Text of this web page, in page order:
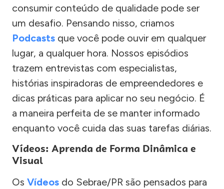
consumir conteúdo de qualidade pode ser
um desafio. Pensando nisso, criamos
Podcasts que você pode ouvir em qualquer
lugar, a qualquer hora. Nossos episódios
trazem entrevistas com especialistas,
histórias inspiradoras de empreendedores e
dicas práticas para aplicar no seu negócio. É
a maneira perfeita de se manter informado
enquanto você cuida das suas tarefas diárias.
Vídeos: Aprenda de Forma Dinâmica e
Visual
Os Vídeos do Sebrae/PR são pensados para